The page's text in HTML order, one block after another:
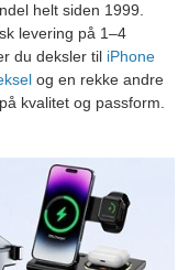
helt siden 1999.
levering på 1–4
du deksler til iPhone
og en rekke andre
kvalitet og passform.